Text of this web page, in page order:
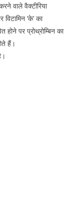
वाले वैक्टीरिया
‘के’ का
पर प्रोथ्रोम्बिन का
हैं।